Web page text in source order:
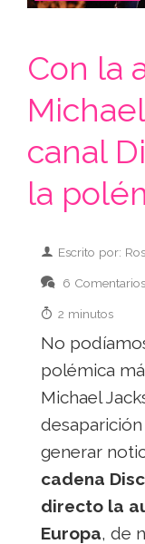
Con la
canal
la
Escrito por:
6 Comentarios
2 minutos
No
polémica
Michael
generar
cadena
directo la
Europa, de